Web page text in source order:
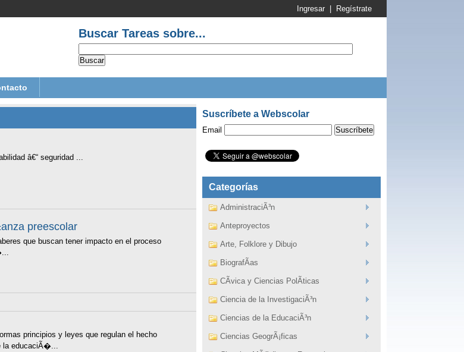
Ingresar| Regístrate
Buscar Tareas sobre...
â€“ seguridad ...
preescolar
que buscan tener impacto en el proceso
principios y leyes que regulan el hecho
la educaciÃ�...
Suscríbete a Webscolar
Email
Categorías
AdministraciÃ³n
Anteproyectos
Arte, Folklore y Dibujo
BiografÃ­as
CÃ­vica y Ciencias PolÃ­ticas
Ciencia de la InvestigaciÃ³n
Ciencias de la EducaciÃ³n
Ciencias GeogrÃ¡ficas